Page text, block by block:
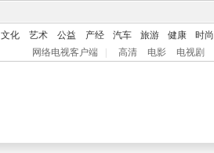
文化 艺术 公益 产经 汽车 旅游 健康 时尚
网络电视客户端 高清 电影 电视剧